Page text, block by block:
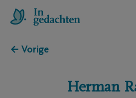
← Vorige
Herman